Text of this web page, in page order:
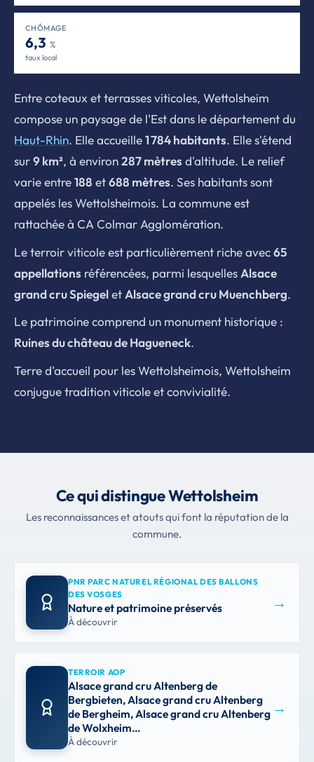
CHÔMAGE
6,3 %
taux local
Entre coteaux et terrasses viticoles, Wettolsheim
compose un paysage de l'Est dans le département du
Haut-Rhin. Elle accueille1 784 habitants. Elle s'étend
sur9 km², à environ287 mètres d'altitude. Le relief
varie entre188 et688 mètres. Ses habitants sont
appelés les Wettolsheimois. La commune est
rattachée à CA Colmar Agglomération.
Le terroir viticole est particulièrement riche avec65
appellations référencées, parmi lesquelles Alsace
grand cru Spiegelet Alsace grand cru Muenchberg.
Le patrimoine comprend un monument historique :
Ruines du château de Hagueneck.
Terre d'accueil pour les Wettolsheimois, Wettolsheim
conjugue tradition viticole et convivialité.
Ce qui distingue Wettolsheim
Les reconnaissances et atouts qui font la réputation de la
commune.
PNR PARC NATUREL RÉGIONAL DES BALLONS
DES VOSGES
Nature et patrimoine préservés
À découvrir
→
TERROIR AOP
Alsace grand cru Altenberg de
Bergbieten, Alsace grand cru Altenberg
de Bergheim, Alsace grand cru Altenberg
de Wolxheim…
À découvrir
→